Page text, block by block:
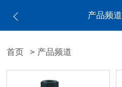
产品频道
首页 > 产品频道